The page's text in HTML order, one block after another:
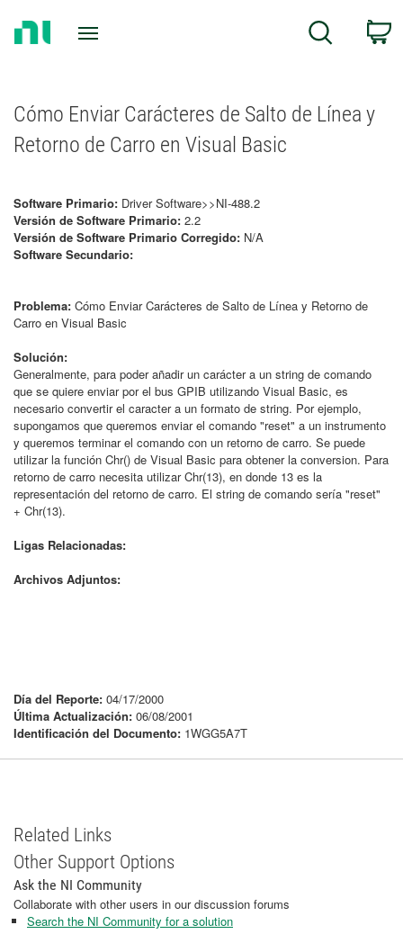
Search
Cómo Enviar Carácteres de Salto de Línea y
Retorno de Carro en Visual Basic
Software Primario: Driver Software>>NI-488.2
Versión de Software Primario: 2.2
Versión de Software Primario Corregido: N/A
Software Secundario:
Problema: Cómo Enviar Carácteres de Salto de Línea y Retorno de
Carro en Visual Basic
Solución:
Generalmente, para poder añadir un carácter a un string de comando
que se quiere enviar por el bus GPIB utilizando Visual Basic, es
necesario convertir el caracter a un formato de string. Por ejemplo,
supongamos que queremos enviar el comando "reset" a un instrumento
y queremos terminar el comando con un retorno de carro. Se puede
utilizar la función Chr() de Visual Basic para obtener la conversion. Para
retorno de carro necesita utilizar Chr(13), en donde 13 es la
representación del retorno de carro. El string de comando sería "reset"
+ Chr(13).
Ligas Relacionadas:
Archivos Adjuntos:
Día del Reporte: 04/17/2000
Última Actualización: 06/08/2001
Identificación del Documento: 1WGG5A7T
Related Links
Other Support Options
Ask the NI Community
Collaborate with other users in our discussion forums
Search the NI Community for a solution